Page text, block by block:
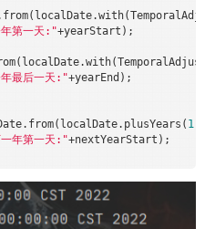
第一天:"+yearStart);
最后一天:"+yearEnd);
1
年第一天:"+nextYearStart);